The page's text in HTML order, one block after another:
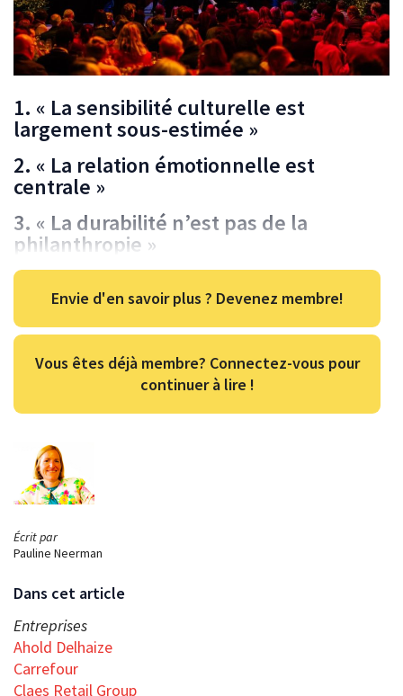
Écrit par
Pauline Neerman
Dans cet article
Entreprises
Ahold Delhaize
Carrefour
Claes Retail Group
1. « La sensibilité culturelle est
largement sous-estimée »
2. « La relation émotionnelle est
centrale »
3. « La durabilité n’est pas de la
philanthropie »
Envie d'en savoir plus ? Devenez membre!
Vous êtes déjà membre? Connectez-vous pour
continuer à lire !